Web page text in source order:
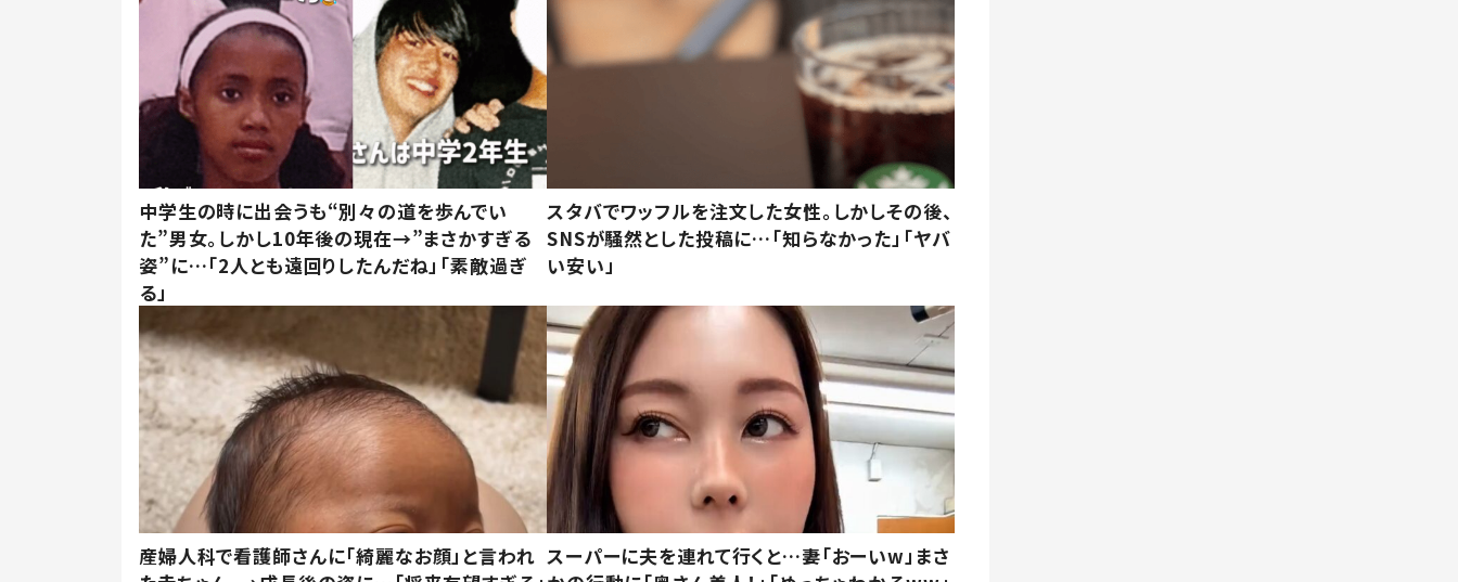
中学生の時に出会うも“別々の道を歩んでい
た”男女。しかし10年後の現在→”まさかすぎる
姿”に…「2人とも遠回りしたんだね」「素敵過ぎ
る」
スタバでワッフルを注文した女性。しかしその後、
SNSが騒然とした投稿に…「知らなかった」「ヤバ
い安い」
産婦人科で看護師さんに「綺麗なお顔」と言われ スーパーに夫を連れて行くと…妻「おーいw」まさ